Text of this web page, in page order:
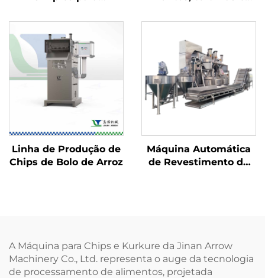
Linha de Produção de
Chips de Bolo de Arroz
Máquina Automática
de Revestimento de
A Máquina para Chips e Kurkure da Jinan Arrow
Machinery Co., Ltd. representa o auge da tecnologia
de processamento de alimentos, projetada